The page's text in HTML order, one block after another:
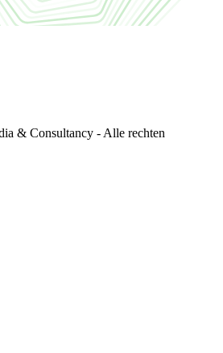
& Consultancy - Alle rechten